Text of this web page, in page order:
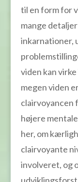
til en form for
mange
inkarnationer,
viden kan
megen viden
clairvoyancen
højere
her, om
clairvoyante
involveret, og